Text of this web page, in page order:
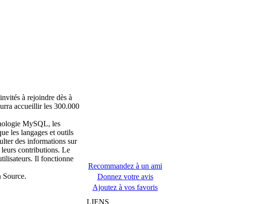
à rejoindre dès à
accueillir les 300.000
MySQL, les
les langages et outils
des informations sur
leurs contributions. Le
Il fonctionne
Source.
Recommandez à un ami
Donnez votre avis
Ajoutez à vos favoris
LIENS